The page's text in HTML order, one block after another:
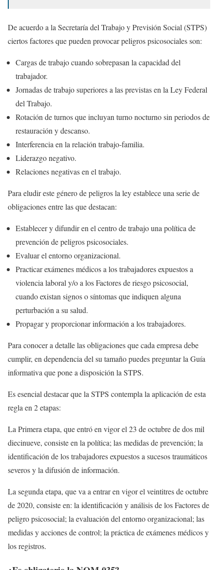
De acuerdo a la Secretaría del Trabajo y Previsión Social (STPS)
ciertos factores que pueden provocar peligros psicosociales son:
Cargas de trabajo cuando sobrepasan la capacidad del
trabajador.
Jornadas de trabajo superiores a las previstas en la Ley Federal
del Trabajo.
Rotación de turnos que incluyan turno nocturno sin periodos de
restauración y descanso.
Interferencia en la relación trabajo-familia.
Liderazgo negativo.
Relaciones negativas en el trabajo.
Para eludir este género de peligros la ley establece una serie de
obligaciones entre las que destacan:
Establecer y difundir en el centro de trabajo una política de
prevención de peligros psicosociales.
Evaluar el entorno organizacional.
Practicar exámenes médicos a los trabajadores expuestos a
violencia laboral y/o a los Factores de riesgo psicosocial,
cuando existan signos o síntomas que indiquen alguna
perturbación a su salud.
Propagar y proporcionar información a los trabajadores.
Para conocer a detalle las obligaciones que cada empresa debe
cumplir, en dependencia del su tamaño puedes preguntar la Guía
informativa que pone a disposición la STPS.
Es esencial destacar que la STPS contempla la aplicación de esta
regla en 2 etapas:
La Primera etapa, que entró en vigor el 23 de octubre de dos mil
diecinueve, consiste en la política; las medidas de prevención; la
identificación de los trabajadores expuestos a sucesos traumáticos
severos y la difusión de información.
La segunda etapa, que va a entrar en vigor el veintitres de octubre
de 2020, consiste en: la identificación y análisis de los Factores de
peligro psicosocial; la evaluación del entorno organizacional; las
medidas y acciones de control; la práctica de exámenes médicos y
los registros.